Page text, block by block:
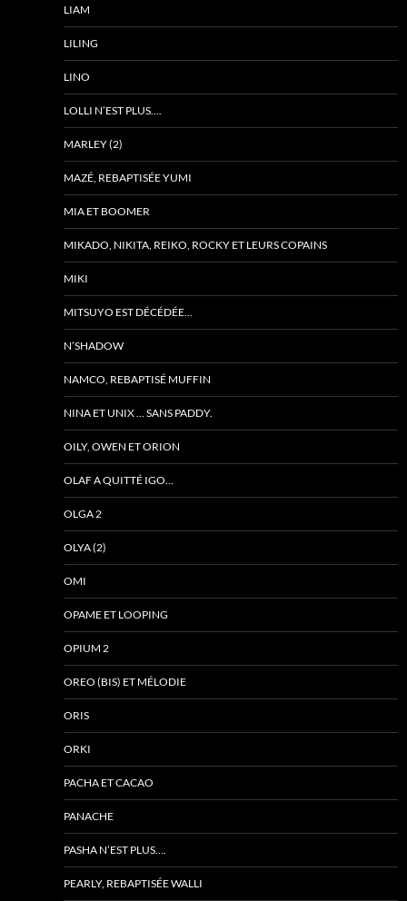
LIAM
LILING
LINO
LOLLI N’EST PLUS….
MARLEY (2)
MAZÉ, REBAPTISÉE YUMI
MIA ET BOOMER
MIKADO, NIKITA, REIKO, ROCKY ET LEURS COPAINS
MIKI
MITSUYO EST DÉCÉDÉE…
N’SHADOW
NAMCO, REBAPTISÉ MUFFIN
NINA ET UNIX … SANS PADDY.
OILY, OWEN ET ORION
OLAF A QUITTÉ IGO…
OLGA 2
OLYA (2)
OMI
OPAME ET LOOPING
OPIUM 2
OREO (BIS) ET MÉLODIE
ORIS
ORKI
PACHA ET CACAO
PANACHE
PASHA N’EST PLUS….
PEARLY, REBAPTISÉE WALLI